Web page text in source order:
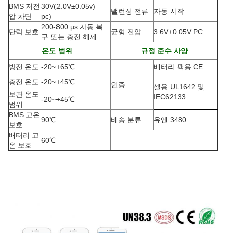
BMS 저전
압 차단
30V(2.0V±0.05v)
pc)
밸런싱 전류 자동 시작
단락 보호
200-800 µs 자동 복
구 또는 충전 해제
균형 전압 3.6V±0.05V PC
온도 범위
규정 준수 사양
방전 온도 -20~+65℃
인증
배터리 팩용 CE
충전 온도 -20~+45℃
셀용 UL1642 및
IEC62133
보관 온도
범위
-20~+45℃
BMS 고온
보호
90℃ 배송 분류
유엔 3480
배터리 고
온 보호
60℃